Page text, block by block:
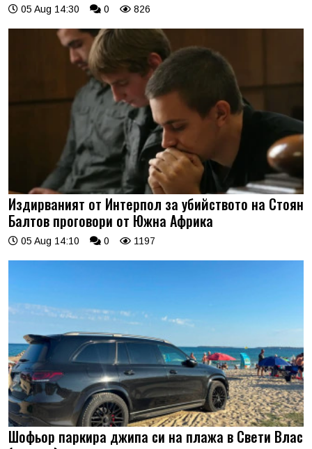
05 Aug 14:30 0 826
Издирваният от Интерпол за убийството на Стоян
Балтов проговори от Южна Африка
05 Aug 14:10 0 1197
Шофьор паркира джипа си на плажа в Свети Влас